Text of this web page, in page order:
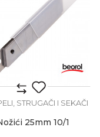
STRUGAČI I SEKAČI
25mm 10/1